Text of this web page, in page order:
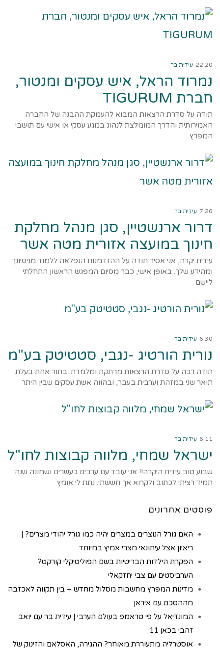
22:20 עידית בר
נמרוד הראל, איש עסקים ומנטור,
חברת TIGURUM
תודה על סדרת הרצאות המבוא להעמקת ההבנה של החברה
האמירותית והדרך המומלצת לנהוג במגע עסקי או אישי עם תושבי
המפרץ.
7:26 עידית בר
דרור ארנשטיין, סגן מנהל מחלקת
חינוך במועצה אזורית מטה אשר
עידית יקרה, אני אסיר תודה על ההזדמנות הנפלאה ללמוד מניסיונך
ומהידע שלך. באופן אישי, כבר מסיום המפגש הראשון התחלתי
ליישם
6:30 עידית בר
נורית הורטיג -נגבי, סטטיטק בע"מ
תודה רבה על סדרת הרצאות מרתקת ומלמדת. בתור אחת בעלת
תואר שני במזהת וערבית בעבר, ובהווה אשת עסקים שבין היתר
6:11 עידית בר
ישראל שמחי, מלווה קבוצות לחו"ל
שבוע טוב עידית היקרה!! אני עובד עם ערבים כעשרים ושמונה שנה.
תמיד רציתי לכתוב ולקרוא אך חששתי. נתת לי אומץ
פוסטים אחרונים
האם גורל הנוצרים במצרים יהיה כמו גורל יהודי מצרים? |
ריאיון אצל עיתונאי מצרי אמיץ במיוחד
הפקרת הילדות הבריטיות בשם הפוליטיקלי קורקט?
הערביסטים עם צבי יחזקאלי
מדינות המפרץ מחשבות מסלול מחדש – בין תקווה לאכזבה
מההסכם עם איראן
המונדיאל על פי טראמפ בעולם הערבי | עידית בר עם יואב
זהבי בכאן 11
אוסטרליה מתעוררת מאוחר? ההגירה, האסלאם והזינוק של